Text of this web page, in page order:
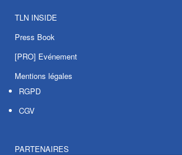
TLN INSIDE
Press Book
[PRO] Evénement
Mentions légales
RGPD
CGV
PARTENAIRES